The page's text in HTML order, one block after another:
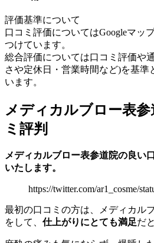
評価基準について
口コミ評価についてはGoogleマッ
つけています。
総合評価については口コミ評価や
さや定休日・営業時間など)を基準
います。
メディカルブロー表
ミ評判
メディカルブロー表参道院の良い
いたします。
https://twitter.com/ar1_cosme/
最初の口コミの方は、メディカル
をして、 仕上がりにとても満足だ